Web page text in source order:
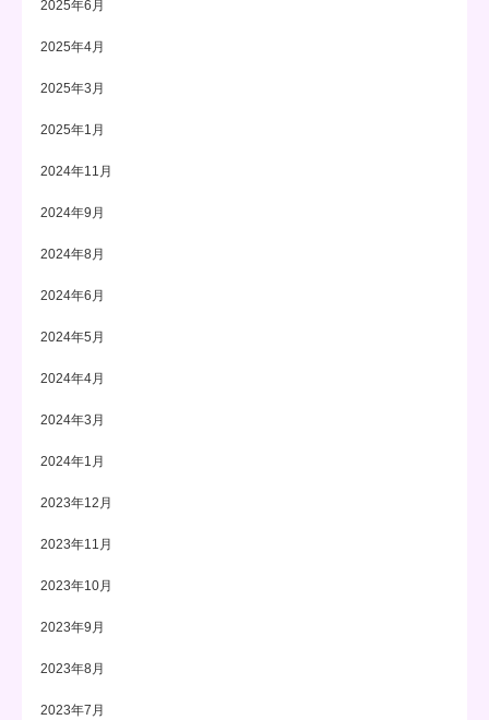
2025年6月
2025年4月
2025年3月
2025年1月
2024年11月
2024年9月
2024年8月
2024年6月
2024年5月
2024年4月
2024年3月
2024年1月
2023年12月
2023年11月
2023年10月
2023年9月
2023年8月
2023年7月